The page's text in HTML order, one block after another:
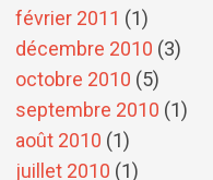
février 2011 (1)
décembre 2010 (3)
octobre 2010 (5)
septembre 2010 (1)
août 2010 (1)
juillet 2010 (1)